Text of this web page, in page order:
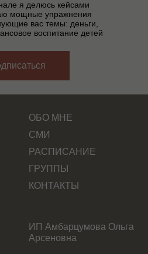
я делюсь кейсами
мощные упражнения
вас темы: деньги,
воспитание детей
ОБО МНЕ
СМИ
РАСПИСАНИЕ
ГРУППЫ
КОНТАКТЫ
ИП Амбарцумова Ольга
Арсеновна